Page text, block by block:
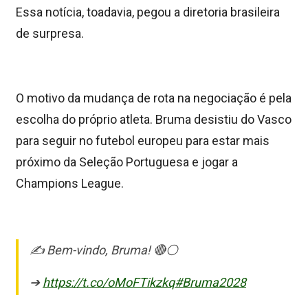
Essa notícia, toadavia, pegou a diretoria brasileira
de surpresa.
O motivo da mudança de rota na negociação é pela
escolha do próprio atleta. Bruma desistiu do Vasco
para seguir no futebol europeu para estar mais
próximo da Seleção Portuguesa e jogar a
Champions League.
✍ Bem-vindo, Bruma! 🔴⚪
➔https://t.co/oMoFTikzkq#Bruma2028